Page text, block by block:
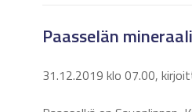
Paasselän
31.12.2019 klo 07.00,